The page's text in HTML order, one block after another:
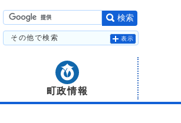
検索
その他で検索 表示
町政情報